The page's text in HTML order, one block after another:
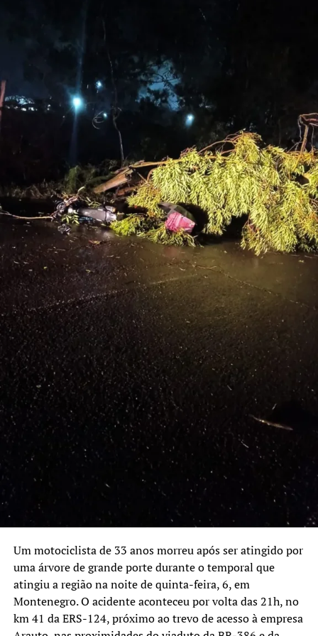
8146. O Centro de Referência para Mulher não abrirá.
TRANSPORTE
De acordo com a Secretaria de Transportes e Mobilidade
(SMTM), haverá modificações na tabela dos ônibus da
Sogal.
Os horários de segunda-feira, 12, serão iguais aos de
sábado, e terão acréscimo de algumas linhas para atender
passageiros do transporte coletivo das regiões do Morart,
Igara, Inst. Federal, Parada 1, João de Barro, Porto Belo e
São Nicolau.
Já na terça-feira, 13, a tabela será a mesma de domingo.
Sábado, 10, e domingo, 11, não terão alterações. Mais
informações e itinerários podem ser verificados pelo site
da empresa (www.sogal.com.br), pelos telefones da Sogal
(51 3472-6233) ou da Diretoria Municipal de Transportes
(51 3425-7643).
COLETA DE LIXO
A coleta domiciliar manual e a de container seguirão
ocorrendo normalmente.
FAZENDA
O atendimento online ocorrerá normalmente pelo
endereço eletrônico:
http://sistemas.canoas.rs.gov.br/portaldafazenda/servlet/
PROCON e CENTROS DE ACESSO A DIREITOS (CADs)
Haverá recesso a partir das 14h de sexta-feira, 9. Retorno
das atividades será na quarta-feira, 14, a partir das 12h.
GUARDA MUNICIPAL
A Guarda Municipal operará 24h por dia. Para relatar
ocorrências deve-se ligar para o Centro Integrado de
Comando e Controle (CICC) no 153.
Um motociclista de 33 anos morreu após ser atingido por
uma árvore de grande porte durante o temporal que
atingiu a região na noite de quinta-feira, 6, em
Montenegro. O acidente aconteceu por volta das 21h, no
km 41 da ERS-124, próximo ao trevo de acesso à empresa